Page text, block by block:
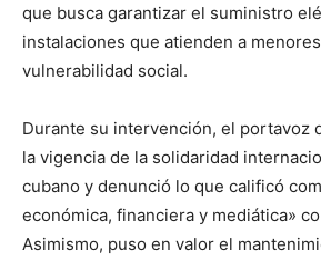
que busca garantizar el suministro
instalaciones que atienden a
vulnerabilidad social.
Durante su intervención, el portavoz
la vigencia de la solidaridad
cubano y denunció lo que calificó
económica, financiera y mediática»
Asimismo, puso en valor el